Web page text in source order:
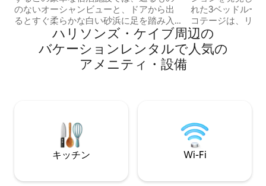
のないオーシャンビューと、ドアから出
るとすぐ柔らかな白い砂浜に足を踏み入
れられるという貴重な体験をお楽しみい
ただけます。快適さ、スタイル、リラッ
クスを実現するように設計されていま
す。この宿泊施設は、島で最も美しい海
ます。寒い季節を過ごす代わりに、海辺
で暖かく日差しに包まれた日々を過ごし
たいとお考えの方にぴったりの冬の隠れ
れた3ベッドルー
コテージは、リフ
リア、風通しの良
ン、スタイリッ
たモダンな海辺の
するのに最適です
ットし、リフレッ
所です。
ハリソンズ・ケイブ⁠周⁠辺⁠の
バ⁠ケ⁠ー⁠シ⁠ョ⁠ン⁠レ⁠ン⁠タ⁠ル⁠で人⁠気⁠の
ア⁠メ⁠ニ⁠テ⁠ィ⁠・⁠設⁠備
キッチン Wi-Fi